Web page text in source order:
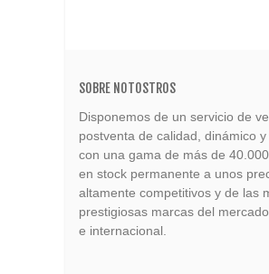
SOBRE NOTOSTROS
Disponemos de un servicio de
postventa de calidad, dinámico y
con una gama de más de
en stock permanente a unos
altamente competitivos y de las
prestigiosas marcas del
e internacional.